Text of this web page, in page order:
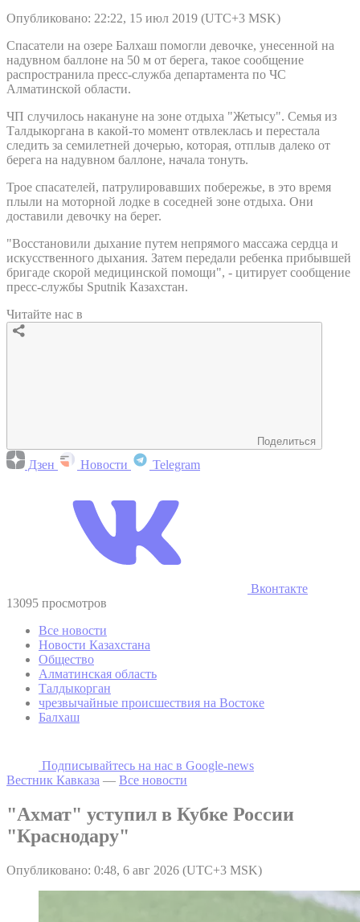
Опубликовано: 22:22, 15 июл 2019 (UTC+3 MSK)
Спасатели на озере Балхаш помогли девочке, унесенной на
надувном баллоне на 50 м от берега, такое сообщение
распространила пресс-служба департамента по ЧС
Алматинской области.
ЧП случилось накануне на зоне отдыха "Жетысу". Семья из
Талдыкоргана в какой-то момент отвлеклась и перестала
следить за семилетней дочерью, которая, отплыв далеко от
берега на надувном баллоне, начала тонуть.
Трое спасателей, патрулировавших побережье, в это время
плыли на моторной лодке в соседней зоне отдыха. Они
доставили девочку на берег.
"Восстановили дыхание путем непрямого массажа сердца и
искусственного дыхания. Затем передали ребенка прибывшей
бригаде скорой медицинской помощи", - цитирует сообщение
пресс-службы Sputnik Казахстан.
Читайте нас в
Поделиться
Дзен Новости Telegram
Вконтакте
13095 просмотров
Все новости
Новости Казахстана
Общество
Алматинская область
Талдыкорган
чрезвычайные происшествия на Востоке
Балхаш
Подписывайтесь на наc в Google-news
Вестник Кавказа — Все новости
"Ахмат" уступил в Кубке России
"Краснодару"
Опубликовано: 0:48, 6 авг 2026 (UTC+3 MSK)